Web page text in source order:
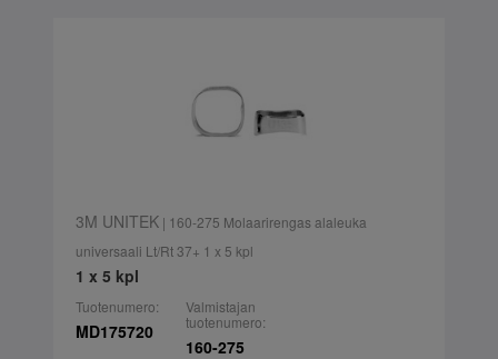
3M UNITEK| 160-275 Molaarirengas alaleuka
universaali Lt/Rt 37+ 1 x 5 kpl
1 x 5 kpl
Tuotenumero:
MD175720
Valmistajan
tuotenumero:
160-275